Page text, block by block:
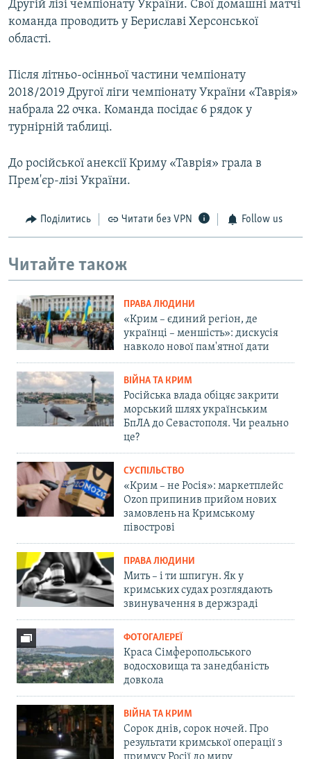
Другій лізі чемпіонату України. Свої домашні матчі
команда проводить у Бериславі Херсонської
області.
Після літньо-осінньої частини чемпіонату
2018/2019 Другої ліги чемпіонату України «Таврія»
набрала 22 очка. Команда посідає 6 рядок у
турнірній таблиці.
До російської анексії Криму «Таврія» грала в
Прем'єр-лізі України.
Поділитись Читати без VPN Follow us
Читайте також
ПРАВА ЛЮДИНИ
«Крим – єдиний регіон, де
українці – меншість»: дискусія
навколо нової пам'ятної дати
ВІЙНА ТА КРИМ
Російська влада обіцяє закрити
морський шлях українським
БпЛА до Севастополя. Чи реально
це?
СУСПІЛЬСТВО
«Крим – не Росія»: маркетплейс
Ozon припинив прийом нових
замовлень на Кримському
півострові
ПРАВА ЛЮДИНИ
Мить – і ти шпигун. Як у
кримських судах розглядають
звинувачення в держзраді
ФОТОГАЛЕРЕЇ
Краса Сімферопольського
водосховища та занедбаність
довкола
ВІЙНА ТА КРИМ
Сорок днів, сорок ночей. Про
результати кримської операції з